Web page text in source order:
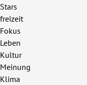
Stars
freizeit
Fokus
Leben
Kultur
Meinung
Klima